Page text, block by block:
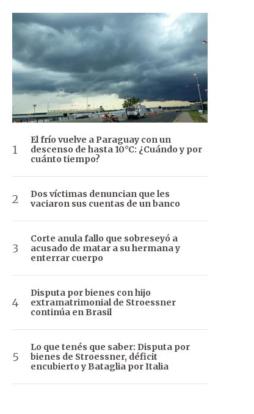
El frío vuelve a Paraguay con un
descenso de hasta 10°C: ¿Cuándo y por
cuánto tiempo?
Dos víctimas denuncian que les
vaciaron sus cuentas de un banco
Corte anula fallo que sobreseyó a
acusado de matar a su hermana y
enterrar cuerpo
Disputa por bienes con hijo
extramatrimonial de Stroessner
continúa en Brasil
Lo que tenés que saber: Disputa por
bienes de Stroessner, déficit
encubierto y Bataglia por Italia